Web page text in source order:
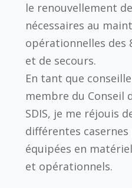
le renouvellement
nécessaires au
opérationnelles des
et de secours.
En tant que
membre du Conseil
SDIS, je me réjouis
différentes
équipées en
et opérationnels.